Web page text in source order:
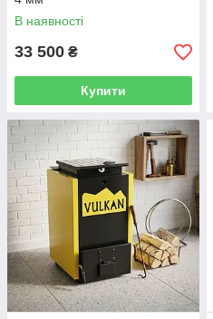
В наявності
33 500 ₴
Купити